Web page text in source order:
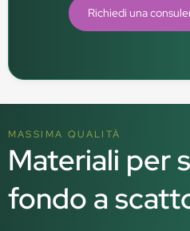
Richiedi una
MASSIMA QUALITÀ
Materiali per
fondo a